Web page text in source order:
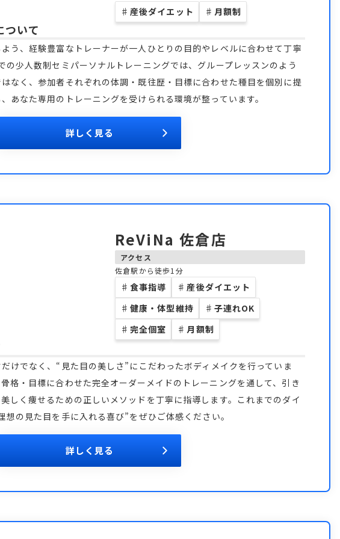
♯ 産後ダイエット ♯ 月額制
ついて
う、経験豊富なトレーナーが一人ひとりの目的やレベルに合わせて丁寧
の少人数制セミパーソナルトレーニングでは、グループレッスンのよう
なく、参加者それぞれの体調・既往歴・目標に合わせた種目を個別に提
あなた専用のトレーニングを受けられる環境が整っています。
詳しく見る
ReViNa 佐倉店
アクセス
佐倉駅から徒歩1分
♯ 食事指導 ♯ 産後ダイエット
♯ 健康・体型維持 ♯ 子連れOK
♯ 完全個室 ♯ 月額制
けでなく、“見た目の美しさ”にこだわったボディメイクを行っていま
格・目標に合わせた完全オーダーメイドのトレーニングを通して、引き
しく痩せるための正しいメソッドを丁寧に指導します。これまでのダイ
の見た目を手に入れる喜び”をぜひご体感ください。
詳しく見る